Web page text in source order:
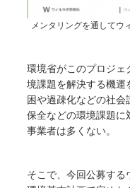
メンタリングを通してウ
環境省がこのプロジェ
境課題を解決する機運
困や過疎化などの社
保全などの環境課題に
事業者は多くない。
そこで、今回公募す